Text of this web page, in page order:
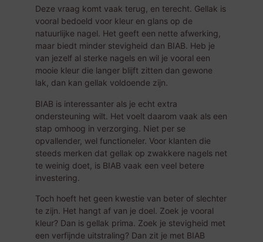
Deze vraag komt vaak terug, en terecht. Gellak is
vooral bedoeld voor kleur en glans op de
natuurlijke nagel. Het geeft een nette afwerking,
maar biedt minder stevigheid dan BIAB. Heb je
van jezelf al sterke nagels en wil je vooral een
mooie kleur die langer blijft zitten dan gewone
lak, dan kan gellak voldoende zijn.
BIAB is interessanter als je echt extra
ondersteuning wilt. Het voelt daarom vaak als een
stap omhoog in verzorging. Niet per se
opvallender, wel functioneler. Voor klanten die
steeds merken dat gellak op zwakkere nagels net
te weinig doet, is BIAB vaak een veel betere
investering.
Toch hoeft het geen kwestie van beter of slechter
te zijn. Het hangt af van je doel. Zoek je vooral
kleur? Dan is gellak prima. Zoek je stevigheid met
een verfijnde uitstraling? Dan zit je met BIAB